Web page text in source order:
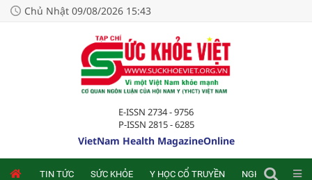
Chủ Nhật 09/08/2026 15:43
E-ISSN 2734 - 9756
P-ISSN 2815 - 6285
VietNam Health MagazineOnline
TIN TỨC SỨC KHỎE Y HỌC CỔ TRUYỀN NGHIÊN CỨU